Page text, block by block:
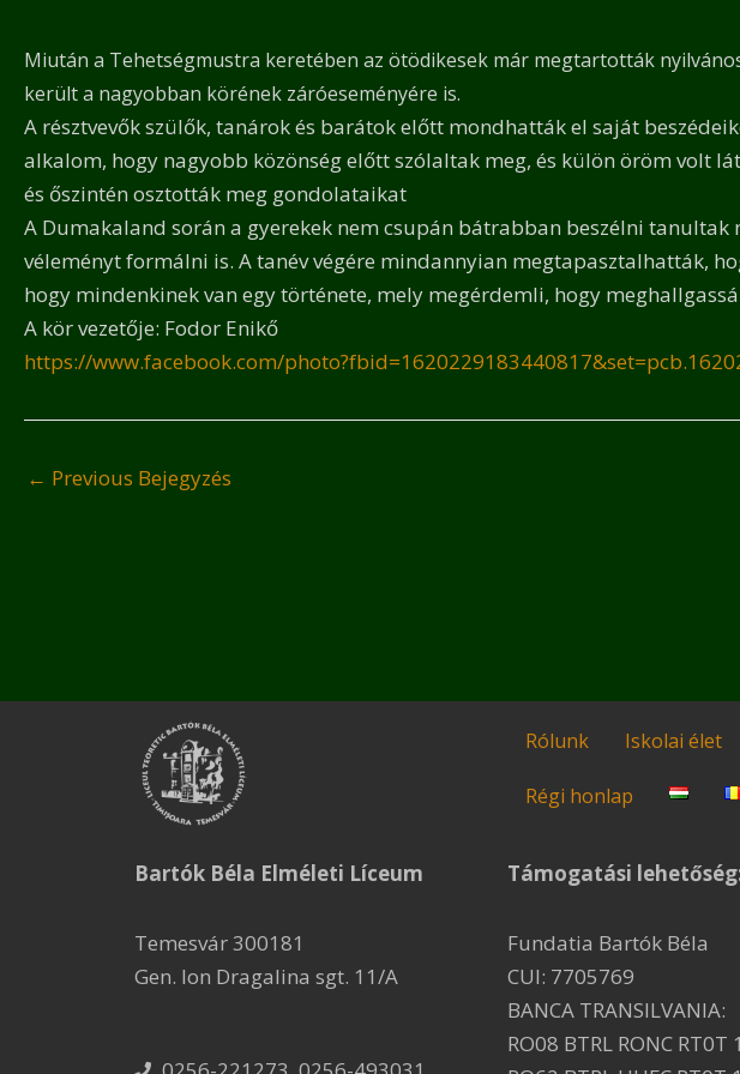
Miután a Tehetségmustra keretében az ötödikesek már megtartották
került a nagyobban körének záróeseményére is.
A résztvevők szülők, tanárok és barátok előtt mondhatták el saját
alkalom, hogy nagyobb közönség előtt szólaltak meg, és külön öröm volt
és őszintén osztották meg gondolataikat
A Dumakaland során a gyerekek nem csupán bátrabban beszélni tanultak
véleményt formálni is. A tanév végére mindannyian megtapasztalhatták,
hogy mindenkinek van egy története, mely megérdemli, hogy
A kör vezetője: Fodor Enikő
https://www.facebook.com/
← Previous Bejegyzés
Bartók Béla Elméleti Líceum
Temesvár 300181
Gen. Ion Dragalina sgt. 11/A
Rólunk Iskolai élet
Régi honlap
Támogatási
Fundatia Bartók Béla
CUI: 7705769
BANCA TRANSILVANIA:
RO08 BTRL RONC RT0T